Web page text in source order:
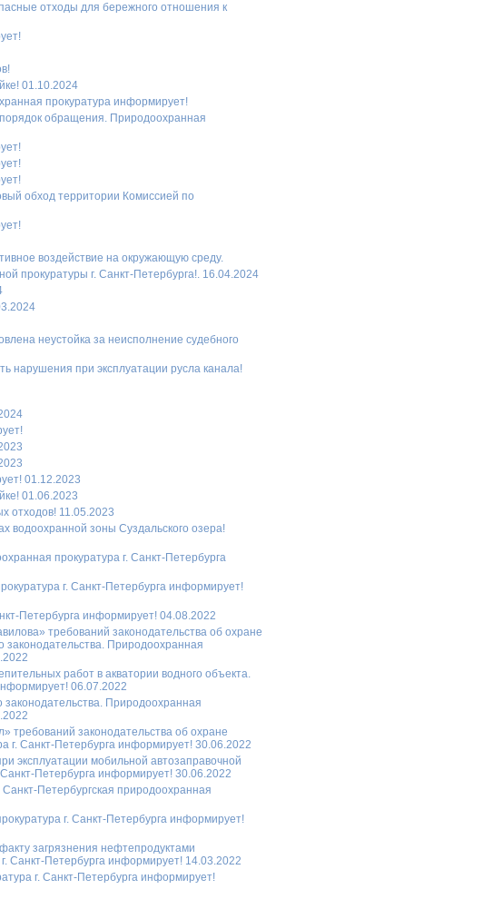
отходы для бережного отношения к
01.10.2024
прокуратура информирует!
обращения. Природоохранная
обход территории Комиссией по
воздействие на окружающую среду.
прокуратуры г. Санкт-Петербурга!. 16.04.2024
неустойка за неисполнение судебного
нарушения при эксплуатации русла канала!
01.12.2023
01.06.2023
отходов! 11.05.2023
водоохранной зоны Суздальского озера!
прокуратура г. Санкт-Петербурга
г. Санкт-Петербурга информирует!
Петербурга информирует! 04.08.2022
требований законодательства об охране
Природоохранная
работ в акватории водного объекта.
06.07.2022
Природоохранная
законодательства об охране
г. Санкт-Петербурга информирует! 30.06.2022
эксплуатации мобильной автозаправочной
Петербурга информирует! 30.06.2022
Петербургская природоохранная
г. Санкт-Петербурга информирует!
загрязнения нефтепродуктами
Санкт-Петербурга информирует! 14.03.2022
г. Санкт-Петербурга информирует!